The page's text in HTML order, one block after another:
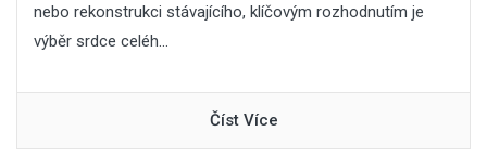
nebo rekonstrukci stávajícího, klíčovým rozhodnutím je
výběr srdce celéh...
Číst Více